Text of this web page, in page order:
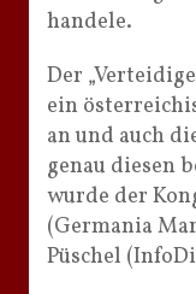
handele.
Der
ein
an und auch
genau diesen
wurde der
(Germania
Püschel